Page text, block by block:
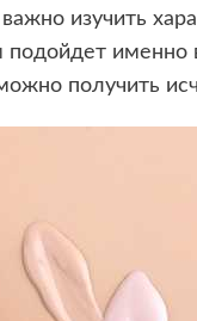
изучить
подойдет именно
получить